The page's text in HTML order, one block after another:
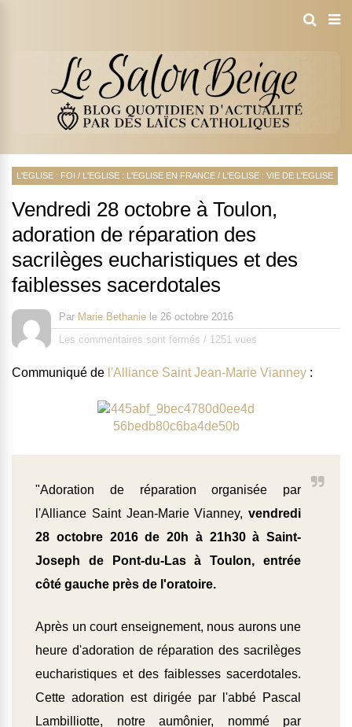
L'EGLISE : FOI / L'EGLISE : L'EGLISE EN FRANCE / L'EGLISE : VIE DE L'EGLISE
Vendredi 28 octobre à Toulon,
adoration de réparation des
sacrilèges eucharistiques et des
faiblesses sacerdotales
Par Marie Bethanie le 26 octobre 2016
Les commentaires sont fermés / 1251 vues
Communiqué de l'Alliance Saint Jean-Marie Vianney :
"Adoration de réparation organisée par
l'Alliance Saint Jean-Marie Vianney, vendredi
28 octobre 2016 de 20h à 21h30 à Saint-
Joseph de Pont-du-Las à Toulon, entrée
côté gauche près de l'oratoire.
Après un court enseignement, nous aurons une
heure d'adoration de réparation des sacrilèges
eucharistiques et des faiblesses sacerdotales.
Cette adoration est dirigée par l'abbé Pascal
Lambilliotte, notre aumônier, nommé par